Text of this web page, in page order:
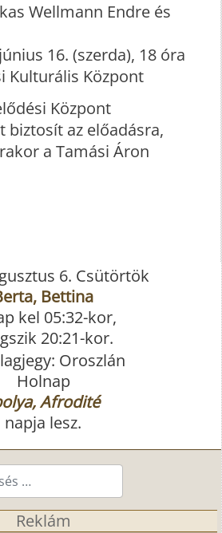
Wellmann Endre és
16. (szerda), 18 óra
Kulturális Központ
Központ
biztosít az előadásra,
a Tamási Áron
6. Csütörtök
Bettina
kel 05:32-kor,
20:21-kor.
Holnap
Afrodité
napja lesz.
Reklám